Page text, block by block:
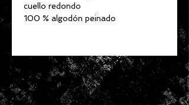
cuello redondo
100 % algodón peinado